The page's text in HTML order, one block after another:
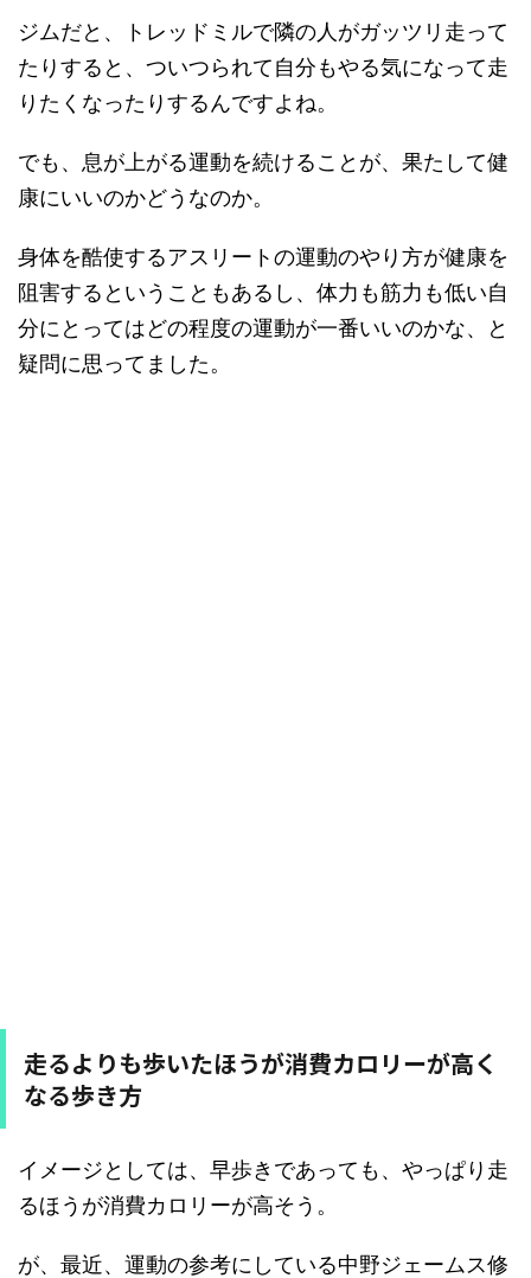
ジムだと、トレッドミルで隣の人がガッツリ走って
たりすると、ついつられて自分もやる気になって走
りたくなったりするんですよね。
でも、息が上がる運動を続けることが、果たして健
康にいいのかどうなのか。
身体を酷使するアスリートの運動のやり方が健康を
阻害するということもあるし、体力も筋力も低い自
分にとってはどの程度の運動が一番いいのかな、と
疑問に思ってました。
走るよりも歩いたほうが消費カロリーが高く
なる歩き方
イメージとしては、早歩きであっても、やっぱり走
るほうが消費カロリーが高そう。
が、最近、運動の参考にしている中野ジェームス修